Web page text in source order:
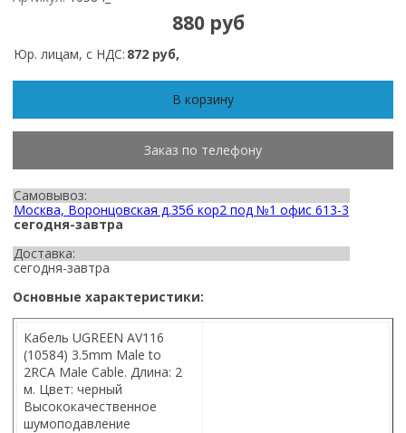
880 руб
Юр. лицам, с НДС: 872 руб,
В корзину
Заказ по телефону
Самовывоз:
Москва, Воронцовская д.35б кор2 под №1 офис 613-3
сегодня-завтра
Доставка:
сегодня-завтра
Основные характеристики:
Кабель UGREEN AV116
(10584) 3.5mm Male to
2RCA Male Cable. Длина: 2
м. Цвет: черный
Высококачественное
шумоподавление